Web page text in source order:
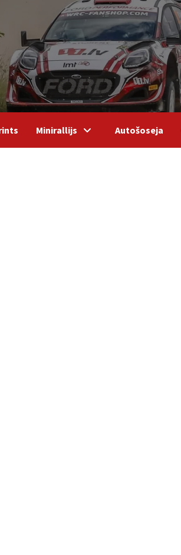
Minirallijs Autošoseja